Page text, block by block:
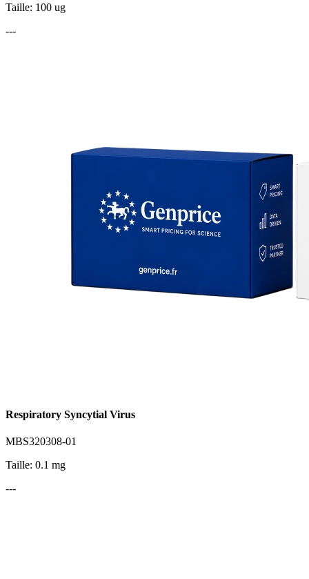
Taille: 100 ug
---
Respiratory Syncytial Virus
MBS320308-01
Taille: 0.1 mg
---